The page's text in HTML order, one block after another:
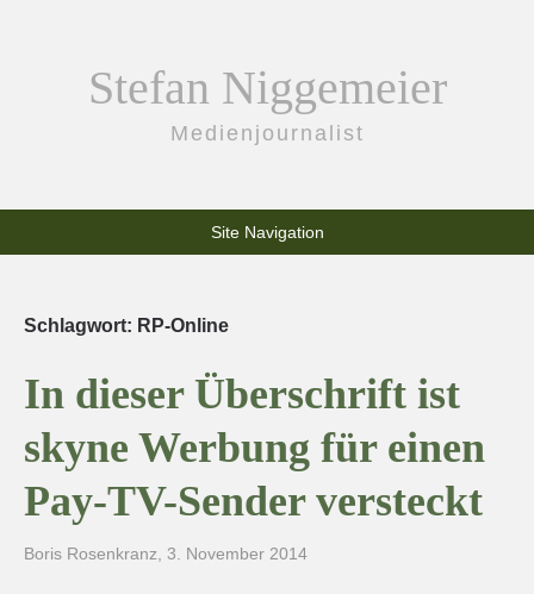
Stefan Niggemeier
Medienjournalist
Site Navigation
Schlagwort: RP-Online
In dieser Überschrift ist
skyne Werbung für einen
Pay-TV-Sender versteckt
Boris Rosenkranz 3. November 2014